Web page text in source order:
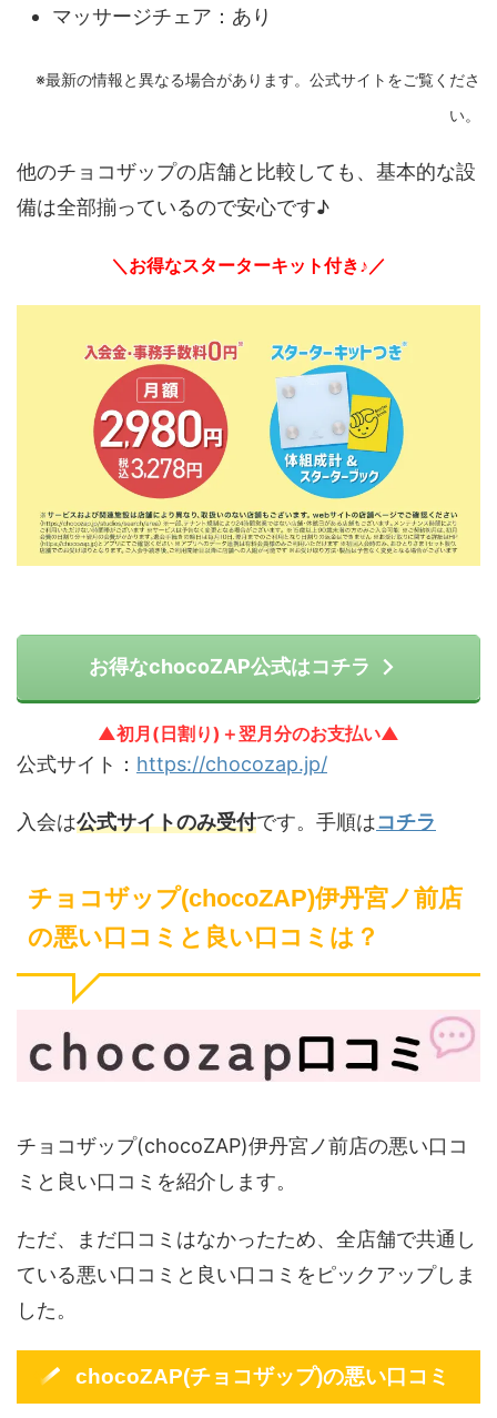
マッサージチェア：あり
※最新の情報と異なる場合があります。公式サイトをご覧くださ
い。
他のチョコザップの店舗と比較しても、基本的な設
備は全部揃っているので安心です♪
＼お得なスターターキット付き♪／
お得なchocoZAP公式はコチラ
▲初月(日割り)＋翌月分のお支払い▲
公式サイト： https://chocozap.jp/
入会は公式サイトのみ受付です。手順はコチラ
チョコザップ(chocoZAP)伊丹宮ノ前店
の悪い口コミと良い口コミは？
チョコザップ(chocoZAP)伊丹宮ノ前店の悪い口コ
ミと良い口コミを紹介します。
ただ、まだ口コミはなかったため、全店舗で共通し
ている悪い口コミと良い口コミをピックアップしま
した。
chocoZAP(チョコザップ)の悪い口コミ